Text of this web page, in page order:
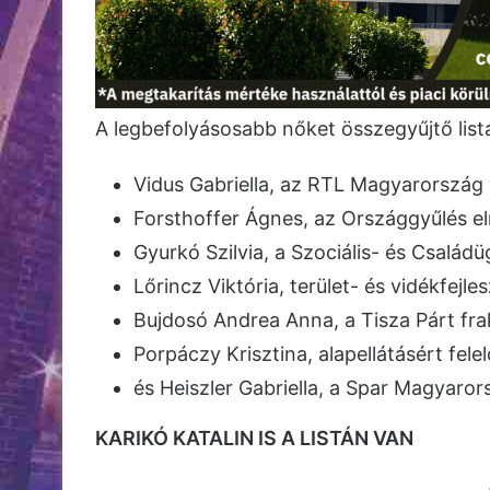
A legbefolyásosabb nőket összegyűjtő
Vidus Gabriella, az RTL
Forsthoffer Ágnes, az Országgyűlés
Gyurkó Szilvia, a Szociális- és
Lőrincz Viktória, terület- és
Bujdosó Andrea Anna, a Tisza Párt
Porpáczy Krisztina, alapellátásért
és Heiszler Gabriella, a Spar
KARIKÓ KATALIN IS A LISTÁN VAN